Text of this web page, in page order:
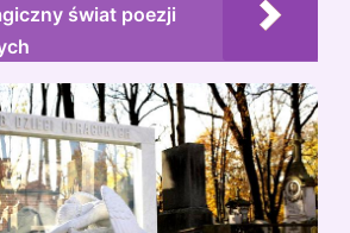
świat poezji